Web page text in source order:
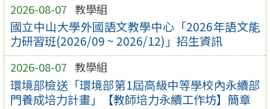
2026-08-07 教學組
國立中山大學外國語文教學中心「2026年語文能
力研習班(2026/09 ~ 2026/12)」招生資訊
2026-08-07 教學組
環境部檢送「環境部第1屆高級中等學校內永續部
門養成培力計畫」【教師培力永續工作坊】簡章